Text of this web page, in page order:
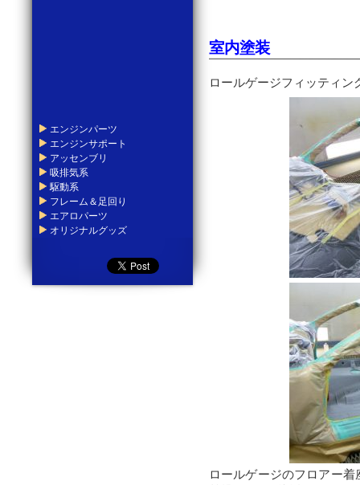
室内塗装
ロールゲージフィッティン
ロールゲージのフロアー
エンジンパーツ
エンジンサポート
アッセンブリ
吸排気系
駆動系
フレーム＆足回り
エアロパーツ
オリジナルグッズ